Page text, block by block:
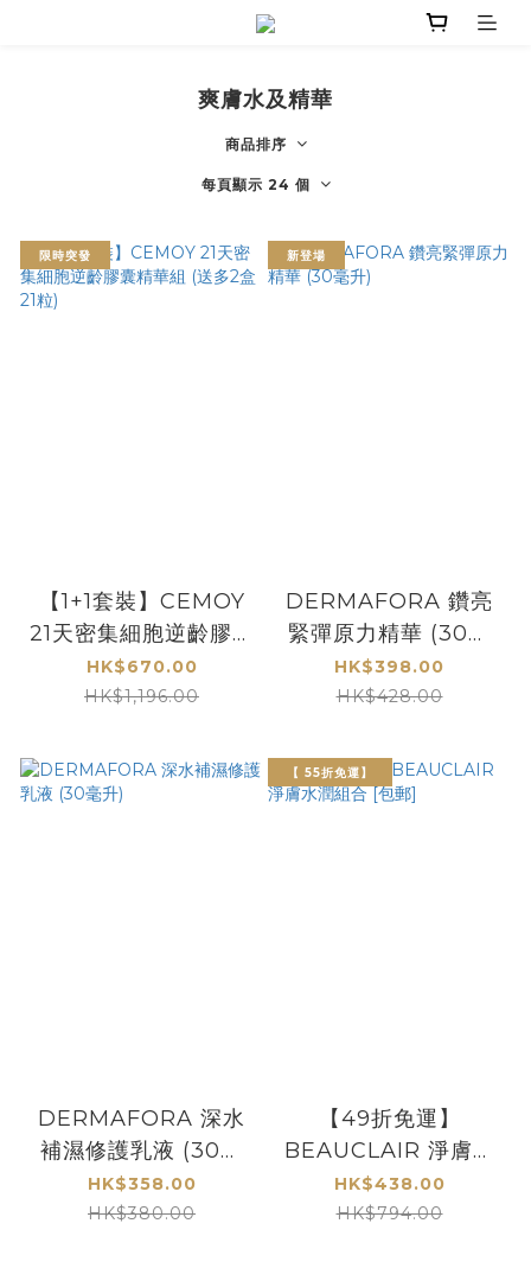
爽膚水及精華
商品排序
每頁顯示 24 個
限時突發
【1+1套裝】CEMOY
21天密集細胞逆齡膠囊
精華組 (送多2盒21粒)
HK$670.00
HK$1,196.00
新登場
DERMAFORA 鑽亮
緊彈原力精華 (30毫
升)
HK$398.00
HK$428.00
DERMAFORA 深水
補濕修護乳液 (30毫
升)
HK$358.00
HK$380.00
【 55折免運】
【49折免運】
BEAUCLAIR 淨膚水
潤組合 [包郵]
HK$438.00
HK$794.00